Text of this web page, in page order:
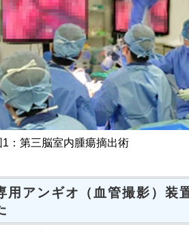
： 第三脳室内腫瘍摘出術
用アンギオ（血管撮影）装